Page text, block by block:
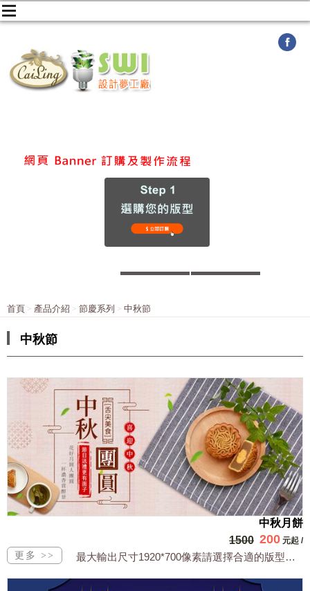
首頁 產品介紹 節慶系列 中秋節
中秋節
中秋月餅
1500 200 元起 /
最大輸出尺寸1920*700像素請選擇合適的版型，文字或相關商品圖須由買方提供文...